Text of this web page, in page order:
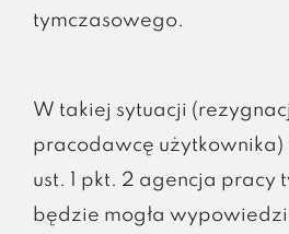
tymczasowego.
W takiej sytuacji
pracodawcę użytkownika)
ust. 1 pkt. 2 agencja pracy
będzie mogła